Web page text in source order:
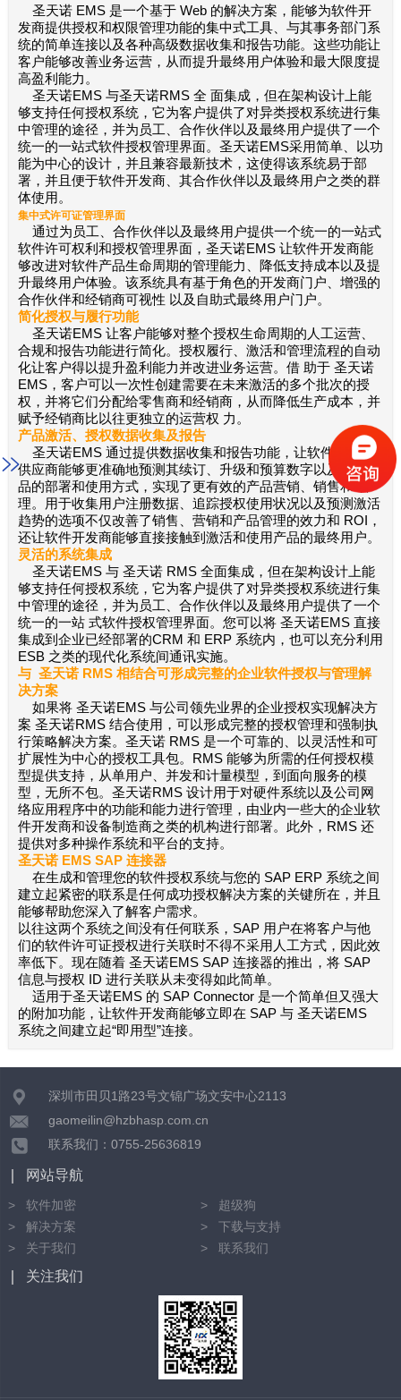
圣天诺 EMS 是一个基于 Web 的解决方案，能够为软件开
发商提供授权和权限管理功能的集中式工具、与其事务部门系
统的简单连接以及各种高级数据收集和报告功能。这些功能让
客户能够改善业务运营，从而提升最终用户体验和最大限度提
高盈利能力。
圣天诺EMS 与圣天诺RMS 全 面集成，但在架构设计上能
够支持任何授权系统，它为客户提供了对异类授权系统进行集
中管理的途径，并为员工、合作伙伴以及最终用户提供了一个
统一的一站式软件授权管理界面。圣天诺EMS采用简单、以功
能为中心的设计，并且兼容最新技术，这使得该系统易于部
署，并且便于软件开发商、其合作伙伴以及最终用户之类的群
体使用。
集中式许可证管理界面
通过为员工、合作伙伴以及最终用户提供一个统一的一站式
软件许可权利和授权管理界面，圣天诺EMS 让软件开发商能
够改进对软件产品生命周期的管理能力、降低支持成本以及提
升最终用户体验。该系统具有基于角色的开发商门户、增强的
合作伙伴和经销商可视性 以及自助式最终用户门户。
简化授权与履行功能
圣天诺EMS 让客户能够对整个授权生命周期的人工运营、
合规和报告功能进行简化。授权履行、激活和管理流程的自动
化让客户得以提升盈利能力并改进业务运营。借 助于 圣天诺
EMS，客户可以一次性创建需要在未来激活的多个批次的授
权，并将它们分配给零售商和经销商，从而降低生产成本，并
赋予经销商比以往更独立的运营权 力。
产品激活、授权数据收集及报告
圣天诺EMS 通过提供数据收集和报告功能，让软件开发和
供应商能够更准确地预测其续订、升级和预算数字以及确定产
品的部署和使用方式，实现了更有效的产品营销、销售和 管
理。用于收集用户注册数据、追踪授权使用状况以及预测激活
趋势的选项不仅改善了销售、营销和产品管理的效力和 ROI，
还让软件开发商能够直接接触到激活和使用产品的最终用户。
灵活的系统集成
圣天诺EMS 与 圣天诺 RMS 全面集成，但在架构设计上能
够支持任何授权系统，它为客户提供了对异类授权系统进行集
中管理的途径，并为员工、合作伙伴以及最终用户提供了一个
统一的一站 式软件授权管理界面。您可以将 圣天诺EMS 直接
集成到企业已经部署的CRM 和 ERP 系统内，也可以充分利用
ESB 之类的现代化系统间通讯实施。
与 圣天诺 RMS 相结合可形成完整的企业软件授权与管理解
决方案
如果将 圣天诺EMS 与公司领先业界的企业授权实现解决方
案 圣天诺RMS 结合使用，可以形成完整的授权管理和强制执
行策略解决方案。圣天诺 RMS 是一个可靠的、以灵活性和可
扩展性为中心的授权工具包。RMS 能够为所需的任何授权模
型提供支持，从单用户、并发和计量模型，到面向服务的模
型，无所不包。圣天诺RMS 设计用于对硬件系统以及公司网
络应用程序中的功能和能力进行管理，由业内一些大的企业软
件开发商和设备制造商之类的机构进行部署。此外，RMS 还
提供对多种操作系统和平台的支持。
圣天诺 EMS SAP 连接器
在生成和管理您的软件授权系统与您的 SAP ERP 系统之间
建立起紧密的联系是任何成功授权解决方案的关键所在，并且
能够帮助您深入了解客户需求。
以往这两个系统之间没有任何联系，SAP 用户在将客户与他
们的软件许可证授权进行关联时不得不采用人工方式，因此效
率低下。现在随着 圣天诺EMS SAP 连接器的推出，将 SAP
信息与授权 ID 进行关联从未变得如此简单。
适用于圣天诺EMS 的 SAP Connector 是一个简单但又强大
的附加功能，让软件开发商能够立即在 SAP 与 圣天诺EMS
系统之间建立起“即用型”连接。
深圳市田贝1路23号文锦广场文安中心2113
gaomeilin@hzbhasp.com.cn
联系我们：0755-25636819
网站导航
软件加密
超级狗
解决方案
下载与支持
关于我们
联系我们
关注我们